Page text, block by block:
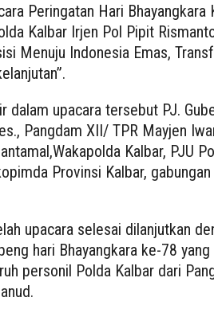
Peringatan Hari
Kalbar Irjen Pol Pipit
Menuju Indonesia Emas,
dalam upacara tersebut PJ.
Pangdam XII/ TPR Mayjen
Kalbar, PJU
Provinsi Kalbar,
upacara selesai dilanjutkan
hari Bhayangkara ke-78
personil Polda Kalbar dari